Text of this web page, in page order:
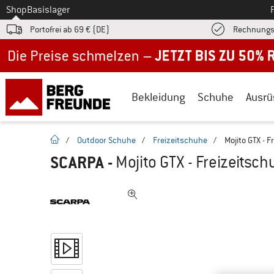
Zum
ShopBasislager
Portofrei ab 69 € (DE)
Bekleidung Schuhe
Startseite
/ Outdoor Schuhe / Freizeitschuhe / Mojito GTX -
SCARPA - Mojito GTX -